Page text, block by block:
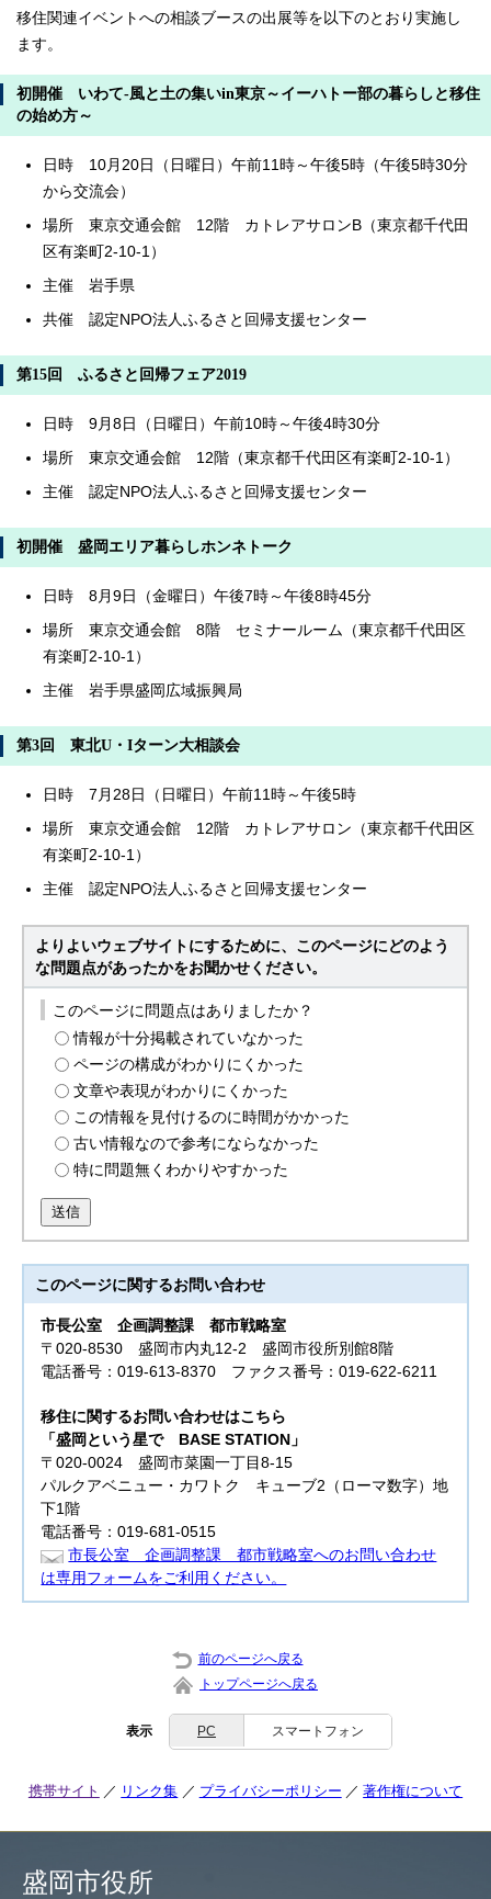
移住関連イベントへの相談ブースの出展等を以下のとおり実施し
ます。
初開催 いわて-風と土の集いin東京～イーハトー部の暮らしと移住
の始め方～
日時 10月20日（日曜日）午前11時～午後5時（午後5時30分
から交流会）
場所 東京交通会館 12階 カトレアサロンB（東京都千代田
区有楽町2-10-1）
主催 岩手県
共催 認定NPO法人ふるさと回帰支援センター
第15回 ふるさと回帰フェア2019
日時 9月8日（日曜日）午前10時～午後4時30分
場所 東京交通会館 12階（東京都千代田区有楽町2-10-1）
主催 認定NPO法人ふるさと回帰支援センター
初開催 盛岡エリア暮らしホンネトーク
日時 8月9日（金曜日）午後7時～午後8時45分
場所 東京交通会館 8階 セミナールーム（東京都千代田区
有楽町2-10-1）
主催 岩手県盛岡広域振興局
第3回 東北U・Iターン大相談会
日時 7月28日（日曜日）午前11時～午後5時
場所 東京交通会館 12階 カトレアサロン（東京都千代田区
有楽町2-10-1）
主催 認定NPO法人ふるさと回帰支援センター
よりよいウェブサイトにするために、このページにどのよう
な問題点があったかをお聞かせください。
このページに問題点はありましたか？
情報が十分掲載されていなかった
ページの構成がわかりにくかった
文章や表現がわかりにくかった
この情報を見付けるのに時間がかかった
古い情報なので参考にならなかった
特に問題無くわかりやすかった
送信
このページに関するお問い合わせ
市長公室企画調整課 都市戦略室
〒020-8530 盛岡市内丸12-2 盛岡市役所別館8階
電話番号：019-613-8370 ファクス番号：019-622-6211
移住に関するお問い合わせはこちら
「盛岡という星で BASE STATION」
〒020-0024 盛岡市菜園一丁目8-15
パルクアベニュー・カワトク キューブ2（ローマ数字）地
下1階
電話番号：019-681-0515
市長公室 企画調整課 都市戦略室へのお問い合わせ
は専用フォームをご利用ください。
前のページへ戻る
トップページへ戻る
表示 PC スマートフォン
携帯サイト リンク集 プライバシーポリシー 著作権について
盛岡市役所